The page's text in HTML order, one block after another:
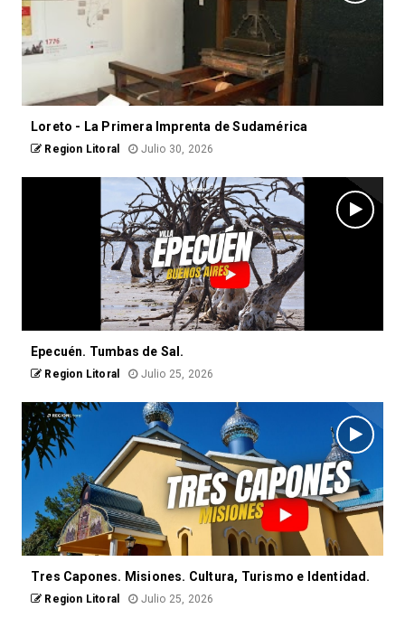
Loreto - La Primera Imprenta de Sudamérica
Region Litoral Julio 30, 2026
Epecuén. Tumbas de Sal.
Region Litoral Julio 25, 2026
Tres Capones. Misiones. Cultura, Turismo e Identidad.
Region Litoral Julio 25, 2026